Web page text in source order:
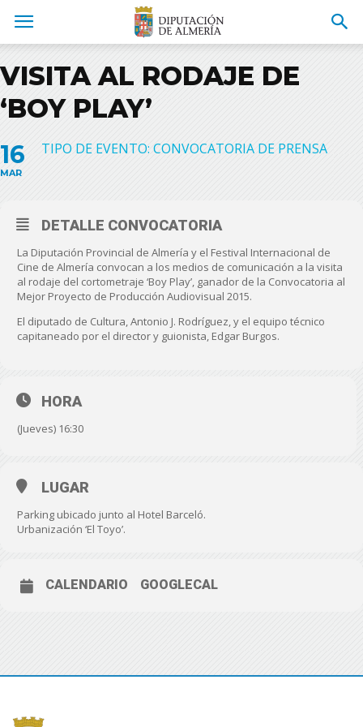
VISITA AL RODAJE DE
‘BOY PLAY’
16
MAR
TIPO DE EVENTO: CONVOCATORIA DE PRENSA
DETALLE CONVOCATORIA
La Diputación Provincial de Almería y el Festival Internacional de
Cine de Almería convocan a los medios de comunicación a la visita
al rodaje del cortometraje ‘Boy Play’, ganador de la Convocatoria al
Mejor Proyecto de Producción Audiovisual 2015.
El diputado de Cultura, Antonio J. Rodríguez, y el equipo técnico
capitaneado por el director y guionista, Edgar Burgos.
HORA
(Jueves) 16:30
LUGAR
Parking ubicado junto al Hotel Barceló.
Urbanización ‘El Toyo’.
CALENDARIO GOOGLECAL